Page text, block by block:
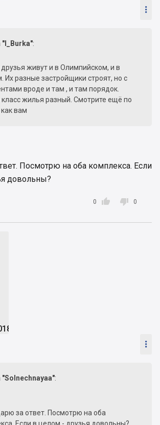

"I_Burka":
живут и в Олимпийском, и в
Их разные застройщики строят, но с
вроде и там , и там порядок.
класс жилья разный. Смотрите ещё по
вам
Посмотрю на оба комплекса. Если
довольны?

0  0

"Solnechnayaa":
за ответ. Посмотрю на оба